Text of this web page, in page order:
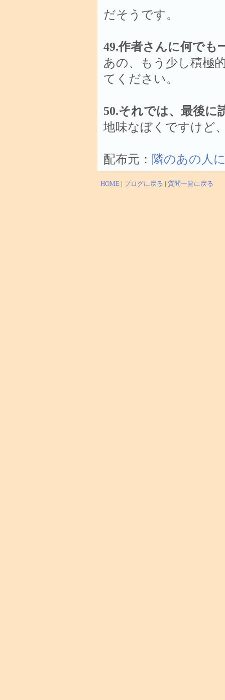
だそうです。
49.作者さんに何でも
あの、もう少し積極
てください。
50.それでは、最後に
地味なぼくですけど
配布元： 隣のあの人
HOME | ブログに戻る | 質問一覧に戻る